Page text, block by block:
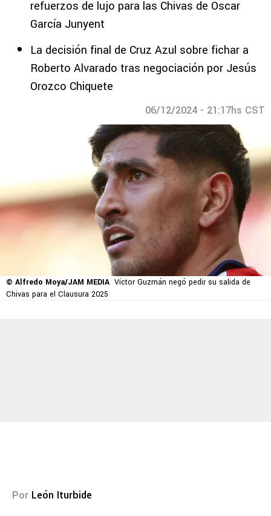
refuerzos de lujo para las Chivas de Óscar
García Junyent
La decisión final de Cruz Azul sobre fichar a
Roberto Alvarado tras negociación por Jesús
Orozco Chiquete
06/12/2024 - 21:17hs CST
© Alfredo Moya/JAM MEDIA Víctor Guzmán negó pedir su salida de
Chivas para el Clausura 2025
Por León Iturbide